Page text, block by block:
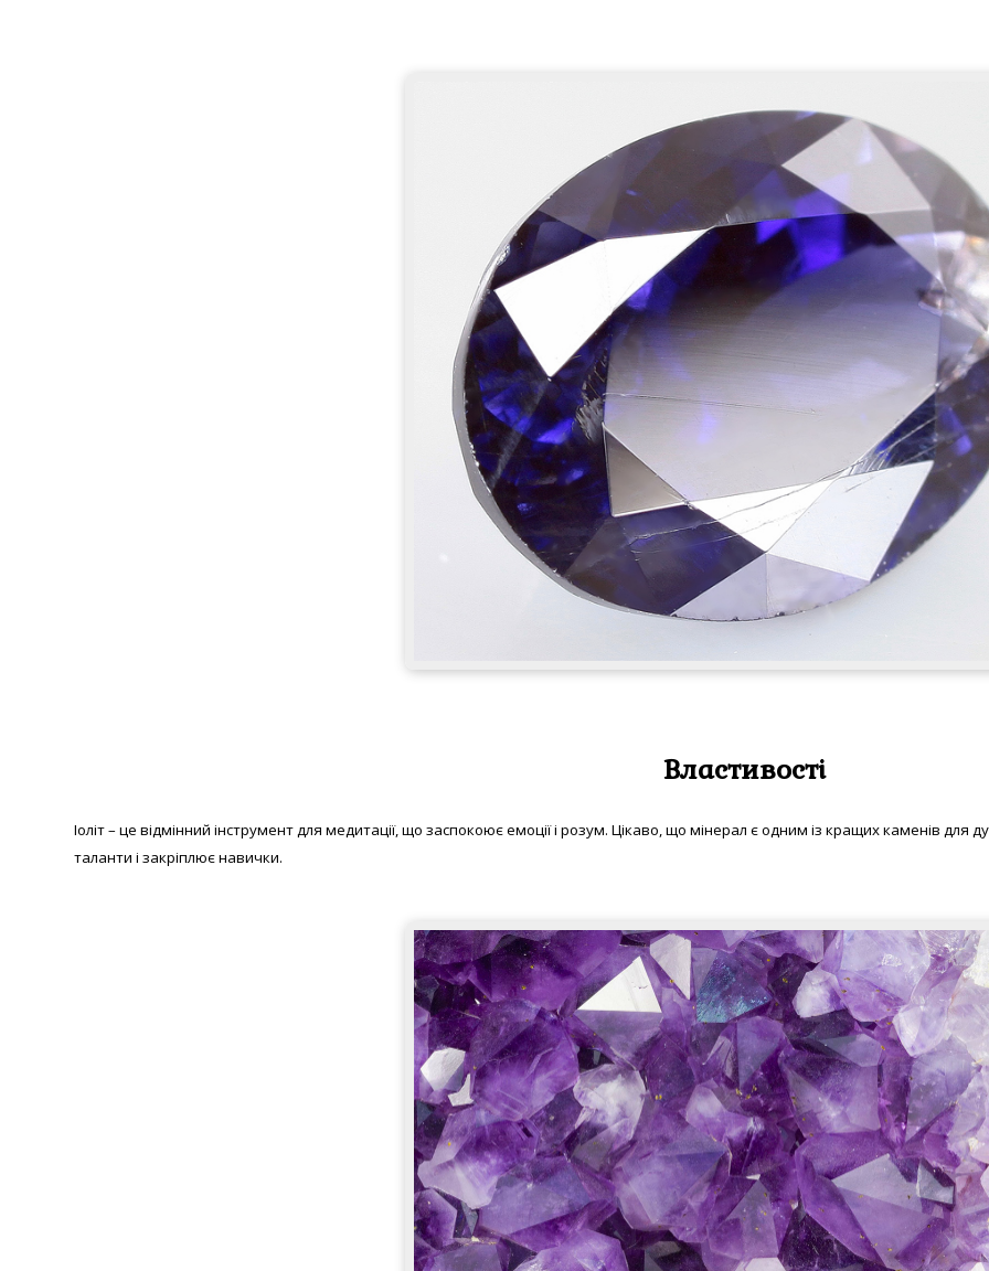
Властивості
Іоліт – це відмінний інструмент для медитації, що заспокоює емоції і розум. Цікаво, що мінерал є одним із кращих каменів для
таланти і закріплює навички.